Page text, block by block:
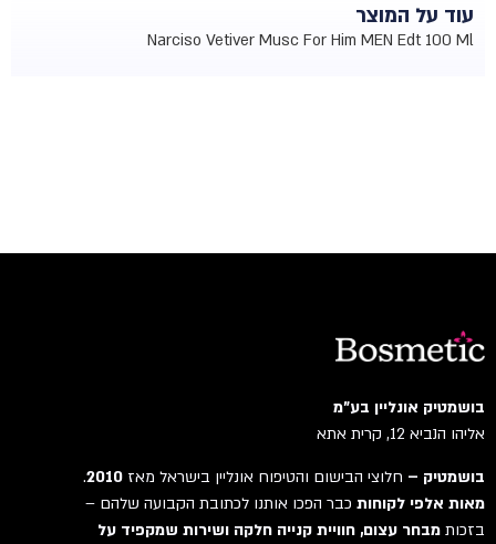
עוד על המוצר
Narciso Vetiver Musc For Him MEN Edt 100 Ml
בושמטיק אונליין בע"מ
אליהו הנביא 12, קרית אתא
בושמטיק –חלוצי הבישום והטיפוח אונליין בישראל מאז2010
.
מאות אלפי לקוחותכבר הפכו אותנו לכתובת הקבועה שלהם –
בזכותמבחר עצום, חוויית קנייה חלקה ושירות שמקפיד על